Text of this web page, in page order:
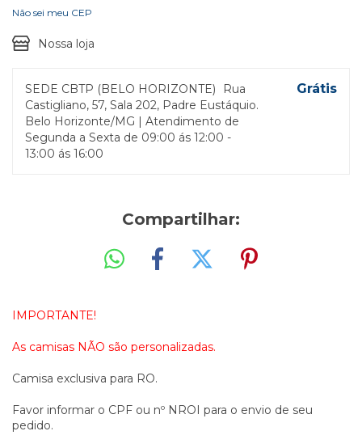
Não sei meu CEP
Nossa loja
SEDE CBTP (BELO HORIZONTE)
Rua
Castigliano, 57, Sala 202, Padre Eustáquio.
Belo Horizonte/MG | Atendimento de
Segunda a Sexta de 09:00 ás 12:00 -
13:00 ás 16:00
Grátis
Compartilhar:
IMPORTANTE!
As camisas NÃO são personalizadas.
Camisa exclusiva para RO.
Favor informar o CPF ou nº NROI para o envio de seu
pedido.